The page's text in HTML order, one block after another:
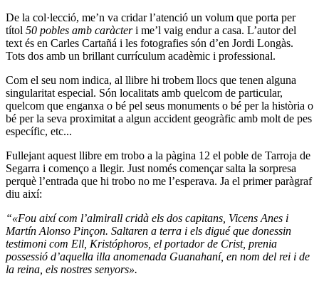
De la col·lecció, me’n va cridar l’atenció un volum que porta per
títol 50 pobles amb caràcteri me’l vaig endur a casa. L’autor del
text és en Carles Cartañá i les fotografies són d’en Jordi Longàs.
Tots dos amb un brillant currículum acadèmic i professional.
Com el seu nom indica, al llibre hi trobem llocs que tenen alguna
singularitat especial. Són localitats amb quelcom de particular,
quelcom que enganxa o bé pel seus monuments o bé per la història o
bé per la seva proximitat a algun accident geogràfic amb molt de pes
específic, etc...
Fullejant aquest llibre em trobo a la pàgina 12 el poble de Tarroja de
Segarra i començo a llegir. Just només començar salta la sorpresa
perquè l’entrada que hi trobo no me l’esperava. Ja el primer paràgraf
diu així:
“«Fou així com l’almirall cridà els dos capitans, Vicens Anes i
Martín Alonso Pinçon. Saltaren a terra i els digué que donessin
testimoni com Ell, Kristóphoros, el portador de Crist, prenia
possessió d’aquella illa anomenada Guanahaní, en nom del rei i de
la reina, els nostres senyors».